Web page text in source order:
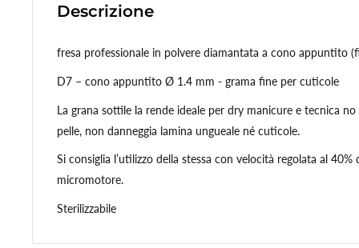
Descrizione
fresa professionale in polvere diamantata a cono appuntito
D7 – cono appuntito Ø 1.4 mm - grama fine per cuticole
La grana sottile la rende ideale per dry manicure e tecnica
pelle, non danneggia lamina ungueale né cuticole.
Si consiglia l’utilizzo della stessa con velocità regolata al 40%
micromotore.
Sterilizzabile